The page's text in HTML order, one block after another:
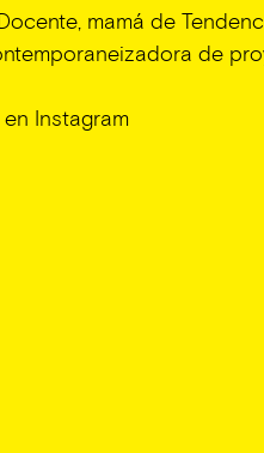
mamá de
de
en Instagram